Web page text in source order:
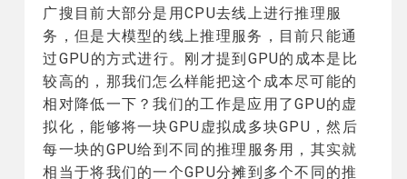
广搜目前大部分是用CPU去线上进行推理服
务，但是大模型的线上推理服务，目前只能通
过GPU的方式进行。刚才提到GPU的成本是比
较高的，那我们怎么样能把这个成本尽可能的
相对降低一下？我们的工作是应用了GPU的虚
拟化，能够将一块GPU虚拟成多块GPU，然后
每一块的GPU给到不同的推理服务用，其实就
相当于将我们的一个GPU分摊到多个不同的推